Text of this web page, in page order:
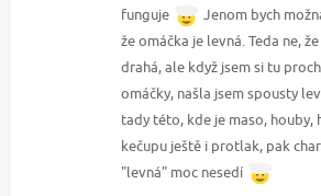
funguje
Jenom bych
že omáčka je levná. Teda ne,
drahá, ale když jsem si tu
omáčky, našla jsem spousty
tady této, kde je maso, houby,
kečupu ještě i protlak, pak
"levná" moc nesedí